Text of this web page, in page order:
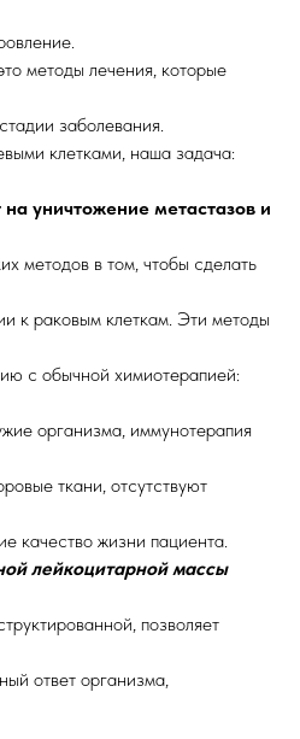
методы лечения, которые
заболевания.
клетками, наша задача:
уничтожение метастазов и
методов в том, чтобы сделать
к раковым клеткам. Эти методы
с обычной химиотерапией:
организма, иммунотерапия
ткани, отсутствуют
качество жизни пациента.
лейкоцитарной массы
позволяет
ответ организма,